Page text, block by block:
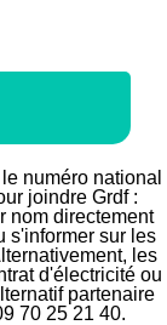
numéro national
joindre Grdf :
nom directement
s'informer sur les
les
d'électricité ou
partenaire
70 25 21 40.